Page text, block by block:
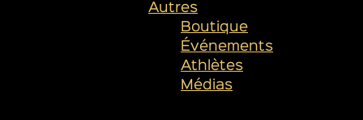
Autres
Boutique
Événements
Athlètes
Médias